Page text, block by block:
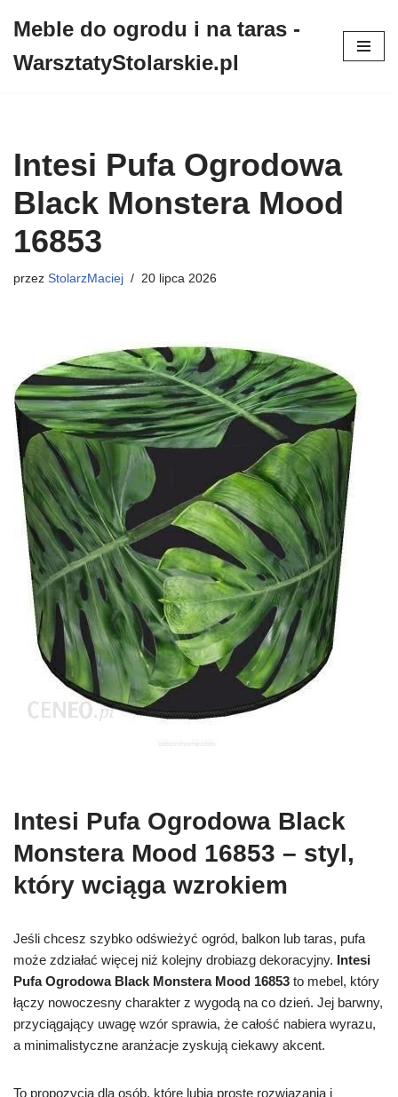
do
Meble do ogrodu i na taras -
WarsztatyStolarskie.pl
Intesi Pufa Ogrodowa
Black Monstera Mood
16853
przez StolarzMaciej 20 lipca 2026
Intesi Pufa Ogrodowa Black
Monstera Mood 16853 – styl,
który wciąga wzrokiem
Jeśli chcesz szybko odświeżyć ogród, balkon lub taras, pufa
może zdziałać więcej niż kolejny drobiazg dekoracyjny. Intesi
Pufa Ogrodowa Black Monstera Mood 16853 to mebel, który
łączy nowoczesny charakter z wygodą na co dzień. Jej barwny,
przyciągający uwagę wzór sprawia, że całość nabiera wyrazu,
a minimalistyczne aranżacje zyskują ciekawy akcent.
To propozycja dla osób, które lubią proste rozwiązania i